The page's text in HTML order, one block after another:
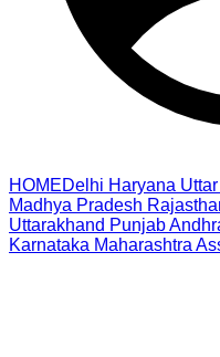
HOMEDelhi Haryana
Madhya Pradesh
Uttarakhand Punjab
Karnataka Maharashtra